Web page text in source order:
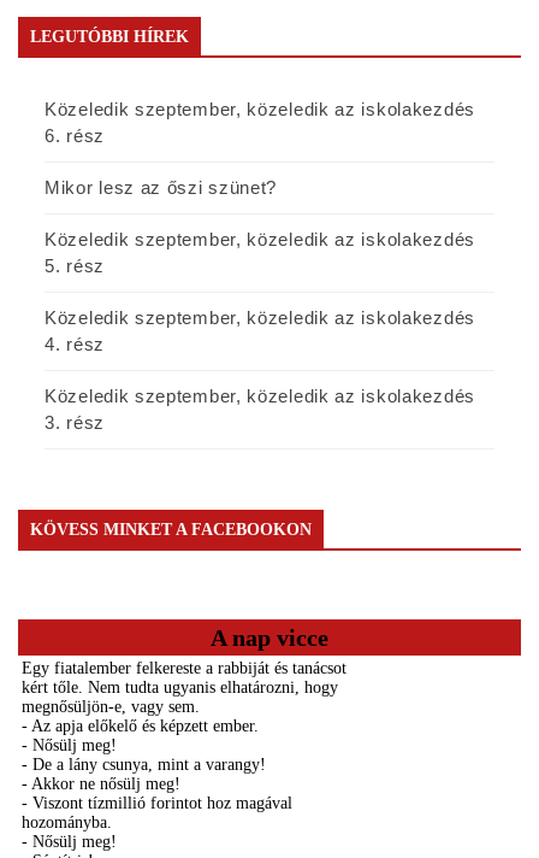
LEGUTÓBBI HÍREK
Közeledik szeptember, közeledik az iskolakezdés
6. rész
Mikor lesz az őszi szünet?
Közeledik szeptember, közeledik az iskolakezdés
5. rész
Közeledik szeptember, közeledik az iskolakezdés
4. rész
Közeledik szeptember, közeledik az iskolakezdés
3. rész
KÖVESS MINKET A FACEBOOKON
A nap vicce